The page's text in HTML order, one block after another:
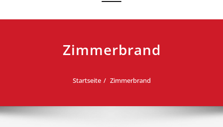
Zimmerbrand
Startseite Zimmerbrand